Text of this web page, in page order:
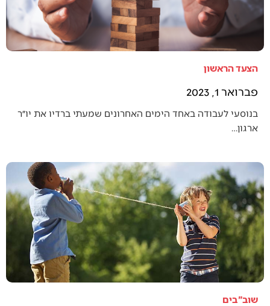
הצעד הראשון
פברואר 1, 2023
בנוסעי לעבודה באחד הימים האחרונים שמעתי ברדיו את יו״ר
ארגון…
שוב"בים